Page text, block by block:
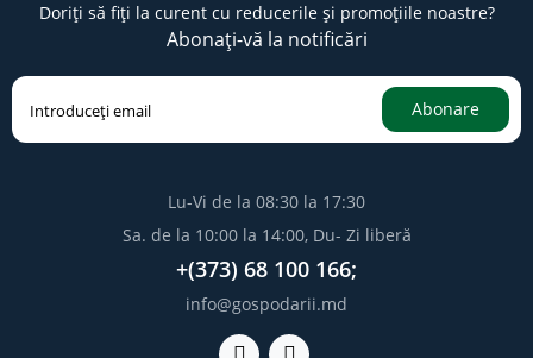
Doriți să fiți la curent cu reducerile și promoțiile noastre?
Abonați-vă la notificări
Abonare
Lu-Vi de la 08:30 la 17:30
Sa. de la 10:00 la 14:00, Du- Zi liberă
+(373) 68 100 166;
info@gospodarii.md